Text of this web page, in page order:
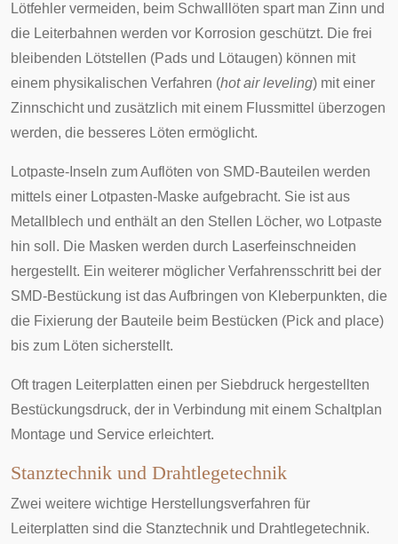
Lötfehler vermeiden, beim Schwalllöten spart man Zinn und
die Leiterbahnen werden vor Korrosion geschützt. Die frei
bleibenden Lötstellen (Pads und Lötaugen) können mit
einem physikalischen Verfahren (hot air leveling) mit einer
Zinnschicht und zusätzlich mit einem Flussmittel überzogen
werden, die besseres Löten ermöglicht.
Lotpaste-Inseln zum Auflöten von SMD-Bauteilen werden
mittels einer Lotpasten-Maske aufgebracht. Sie ist aus
Metallblech und enthält an den Stellen Löcher, wo Lotpaste
hin soll. Die Masken werden durch Laserfeinschneiden
hergestellt. Ein weiterer möglicher Verfahrensschritt bei der
SMD-Bestückung ist das Aufbringen von Kleberpunkten, die
die Fixierung der Bauteile beim Bestücken (Pick and place)
bis zum Löten sicherstellt.
Oft tragen Leiterplatten einen per Siebdruck hergestellten
Bestückungsdruck, der in Verbindung mit einem Schaltplan
Montage und Service erleichtert.
Stanztechnik und Drahtlegetechnik
Zwei weitere wichtige Herstellungsverfahren für
Leiterplatten sind die Stanztechnik und Drahtlegetechnik.